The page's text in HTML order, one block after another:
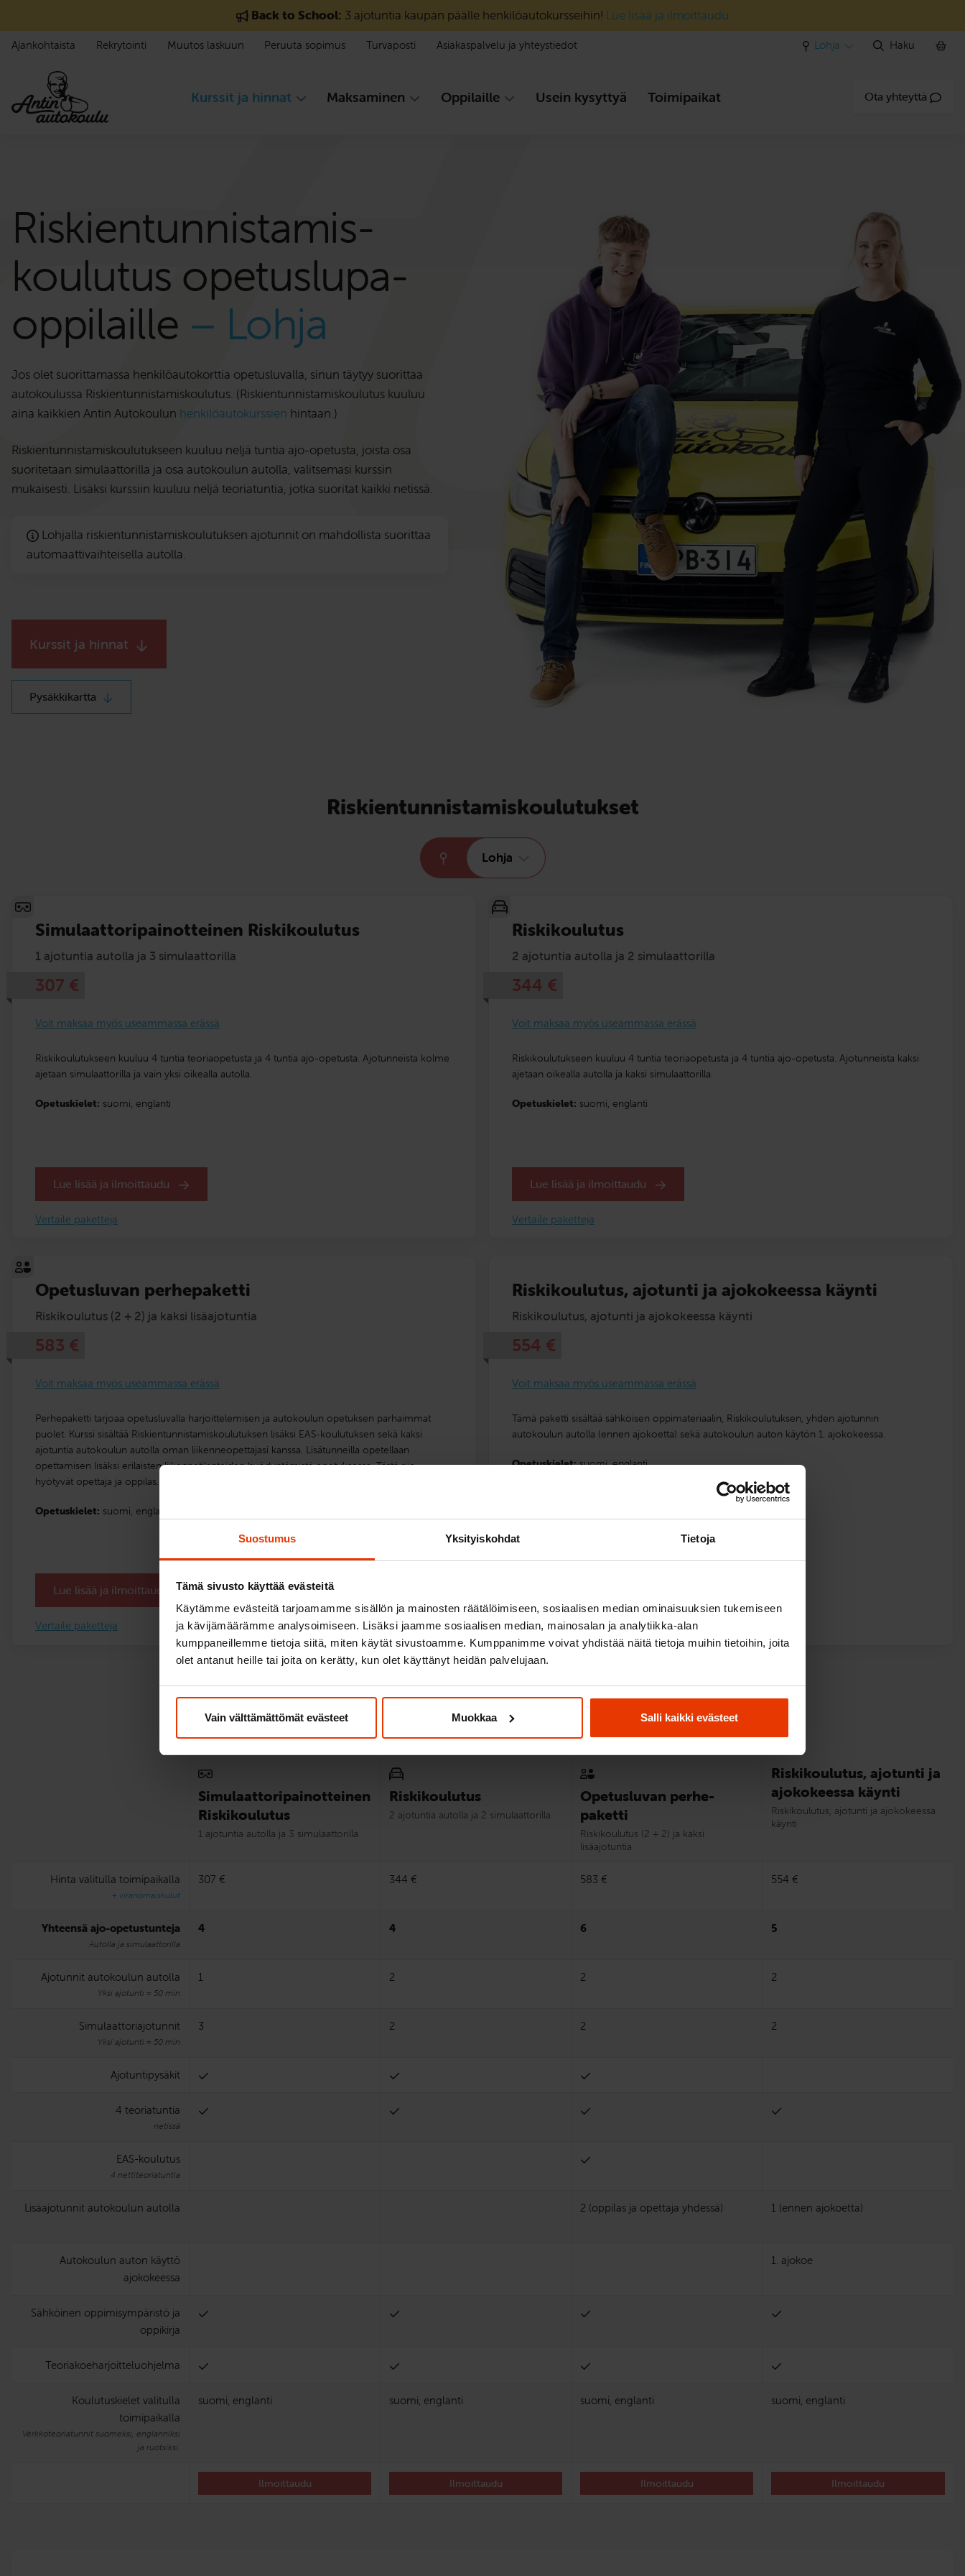
Suostumus Yksityiskohdat Tietoja
Tämä sivusto käyttää evästeitä
Käytämme evästeitä tarjoamamme sisällön ja mainosten räätälöimiseen, sosiaalisen median ominaisuuksien tukemiseen
ja kävijämäärämme analysoimiseen. Lisäksi jaamme sosiaalisen median, mainosalan ja analytiikka-alan
kumppaneillemme tietoja siitä, miten käytät sivustoamme. Kumppanimme voivat yhdistää näitä tietoja muihin tietoihin, joita
olet antanut heille tai joita on kerätty, kun olet käyttänyt heidän palvelujaan.
Vain välttämättömät evästeet Muokkaa Salli kaikki evästeet
Back to School: 3 ajotuntia kaupan päälle henkilöautokursseihin! Lue lisää ja ilmoittaudu
Kurssit ja hinnat Maksaminen Oppilaille Usein kysyttyä Toimipaikat Ota yhteyttä
Ajankohtaista Rekrytointi Muutos laskuun Peruuta sopimus Turvaposti Asiakaspalvelu ja yhteystiedot Lohja Haku
Riskientunnistamis­
koulutus opetuslupa­
oppilaille – Lohja
Jos olet suorittamassa henkilöautokorttia opetusluvalla, sinun täytyy suorittaa
autokoulussa Riskientunnistamiskoulutus. (Riskientunnistamiskoulutus kuuluu
aina kaikkien Antin Autokoulun henkilöautokurssien hintaan.)
Riskientunnistamiskoulutukseen kuuluu neljä tuntia ajo-opetusta, joista osa
suoritetaan simulaattorilla ja osa autokoulun autolla, valitsemasi kurssin
mukaisesti. Lisäksi kurssiin kuuluu neljä teoriatuntia, jotka suoritat kaikki netissä.
Lohjalla riskientunnistamiskoulutuksen ajotunnit on mahdollista suorittaa
automaattivaihteisella autolla.
Kurssit ja hinnat
Pysäkkikartta
Riskientunnistamiskoulutukset
Lohja
Simulaattoripainotteinen Riskikoulutus
1 ajotuntia autolla ja 3 simulaattorilla
307 €
Voit maksaa myös useammassa erässä
Riskikoulutukseen kuuluu 4 tuntia teoriaopetusta ja 4 tuntia ajo-opetusta. Ajotunneista kolme
ajetaan simulaattorilla ja vain yksi oikealla autolla.
Opetuskielet: suomi, englanti
Lue lisää ja ilmoittaudu
Vertaile paketteja
Riskikoulutus
2 ajotuntia autolla ja 2 simulaattorilla
344 €
Voit maksaa myös useammassa erässä
Riskikoulutukseen kuuluu 4 tuntia teoriaopetusta ja 4 tuntia ajo-opetusta. Ajotunneista kaksi
ajetaan oikealla autolla ja kaksi simulaattorilla.
Opetuskielet: suomi, englanti
Lue lisää ja ilmoittaudu
Vertaile paketteja
Opetusluvan perhe­paketti
Riskikoulutus (2 + 2) ja kaksi lisäajotuntia
583 €
Voit maksaa myös useammassa erässä
Perhepaketti tarjoaa opetusluvalla harjoittelemisen ja autokoulun opetuksen parhaimmat
puolet. Kurssi sisältää Riskientunnistamiskoulutuksen lisäksi EAS-koulutuksen sekä kaksi
ajotuntia autokoulun autolla oman liikenneopettajasi kanssa. Lisätunneilla opetellaan
opettamisen lisäksi erilaisten liikennetilanteiden hyödyntämistä opetuksessa. Tästä siis
hyötyvät opettaja ja oppilas.
Opetuskielet: suomi, englanti
Lue lisää ja ilmoittaudu
Vertaile paketteja
Riskikoulutus, ajotunti ja ajokokeessa käynti
Riskikoulutus, ajotunti ja ajokokeessa käynti
554 €
Voit maksaa myös useammassa erässä
Tämä paketti sisältää sähköisen oppimateriaalin, Riskikoulutuksen, yhden ajotunnin
autokoulun autolla (ennen ajokoetta) sekä autokoulun auton käytön 1. ajokokeessa.
Opetuskielet: suomi, englanti
Vertaile paketteja
Vertaile kurssipaketteja
Simulaattoripainotteinen
Riskikoulutus
1 ajotuntia autolla ja 3 simulaattorilla
Riskikoulutus
2 ajotuntia autolla ja 2 simulaattorilla
Opetusluvan perhe­
paketti
Riskikoulutus (2 + 2) ja kaksi
lisäajotuntia
Riskikoulutus, ajotunti ja
ajokokeessa käynti
Riskikoulutus, ajotunti ja ajokokeessa
käynti
Hinta valitulla toimipaikalla
+ viranomaiskulut
307 € 344 € 583 € 554 €
Yhteensä ajo-opetustunteja
Autolla ja simulaattorilla
4 4 6 5
Ajotunnit autokoulun autolla
Yksi ajotunti = 50 min
1 2 2 2
Simulaattori­ajotunnit
Yksi ajotunti = 50 min
3 2 2 2
Ajotuntipysäkit
4 teoriatuntia
netissä
EAS-koulutus
4 nettiteoriatuntia
Lisäajotunnit autokoulun autolla 2 (oppilas ja opettaja yhdessä) 1 (ennen ajokoetta)
Autokoulun auton käyttö
ajokokeessa
1. ajokoe
Sähköinen oppimisympäristö ja
oppikirja
Teoria­koe­harjoittelu­ohjelma
Koulutuskielet valitulla
toimipaikalla
Verkkoteoriatunnit suomeksi, englanniksi
ja ruotsiksi.
suomi, englanti suomi, englanti suomi, englanti suomi, englanti
Ilmoittaudu Ilmoittaudu Ilmoittaudu Ilmoittaudu